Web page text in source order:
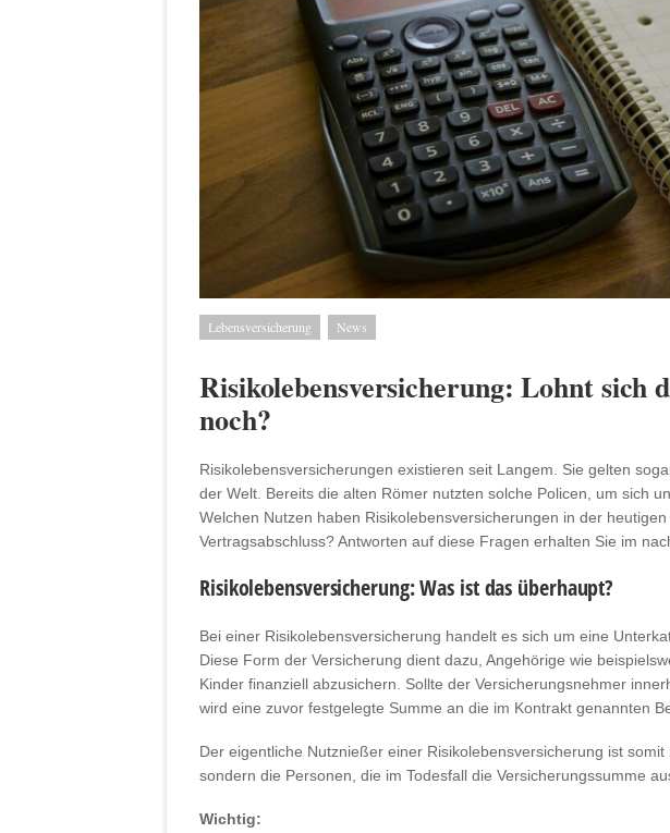
Lebensversicherung News
Risikolebensversicherung: Lohnt sich
noch?
Risikolebensversicherungen existieren seit Langem. Sie gelten
der Welt. Bereits die alten Römer nutzten solche Policen, um sich
Welchen Nutzen haben Risikolebensversicherungen in der
Vertragsabschluss? Antworten auf diese Fragen erhalten Sie im
Risikolebensversicherung: Was ist das überhaupt?
Bei einer Risikolebensversicherung handelt es sich um eine
Diese Form der Versicherung dient dazu, Angehörige wie
Kinder finanziell abzusichern. Sollte der Versicherungsnehmer
wird eine zuvor festgelegte Summe an die im Kontrakt genannten
Der eigentliche Nutznießer einer Risikolebensversicherung ist
sondern die Personen, die im Todesfall die Versicherungssumme
Wichtig: